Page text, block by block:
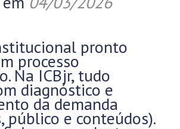
pronto
processo
Na ICBjr, tudo
diagnóstico e
da demanda
público e conteúdos).